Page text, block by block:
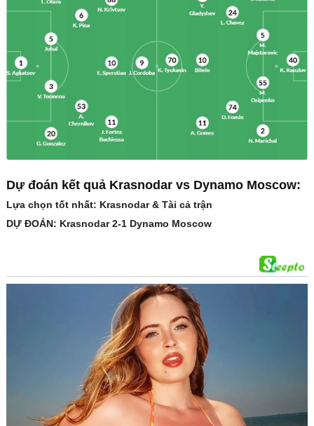
Dự đoán kết quả Krasnodar vs Dynamo Moscow:
Lựa chọn tốt nhất: Krasnodar & Tài cả trận
DỰ ĐOÁN: Krasnodar 2-1 Dynamo Moscow